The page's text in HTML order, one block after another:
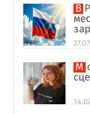
В России за пять
Моя площадка — не